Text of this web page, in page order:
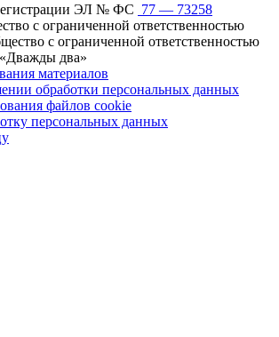
ЭЛ № ФС 77 — 73258
с ограниченной ответственностью
с ограниченной ответственностью
два»
материалов
обработки персональных данных
файлов cookie
персональных данных